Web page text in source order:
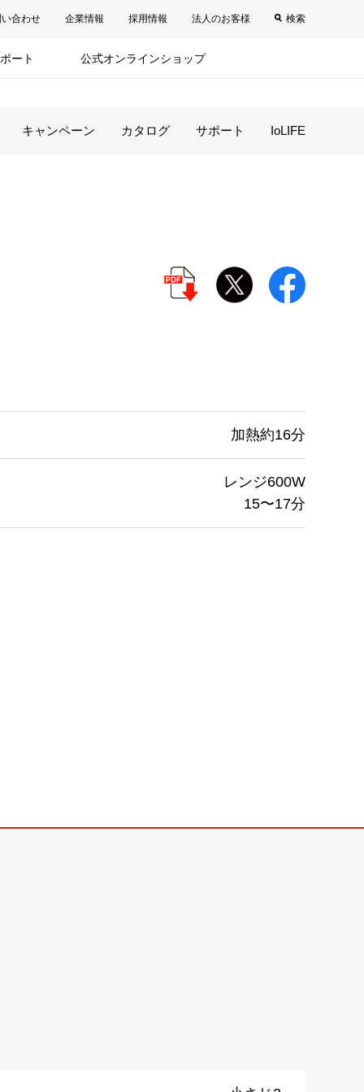
合わせ 企業情報 採用情報 法人のお客様 検索
ート 公式オンラインショップ
キャンペーン カタログ サポート IoLIFE
加熱約16分
レンジ600W
15〜17分